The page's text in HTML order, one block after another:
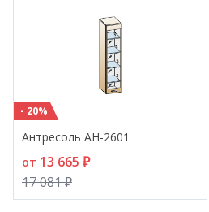
- 20%
Антресоль АН-2601
от 13 665 ₽
17 081 ₽